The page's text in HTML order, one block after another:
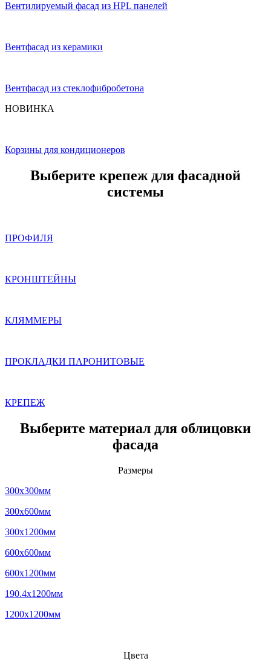
Вентилируемый фасад из HPL панелей
Вентфасад из керамики
Вентфасад из стеклофибробетона
НОВИНКА
Корзины для кондиционеров
Выберите крепеж для фасадной
системы
ПРОФИЛЯ
КРОНШТЕЙНЫ
КЛЯММЕРЫ
ПРОКЛАДКИ ПАРОНИТОВЫЕ
КРЕПЕЖ
Выберите материал для облицовки
фасада
Размеры
300x300мм
300x600мм
300x1200мм
600x600мм
600x1200мм
190.4x1200мм
1200x1200мм
Цвета